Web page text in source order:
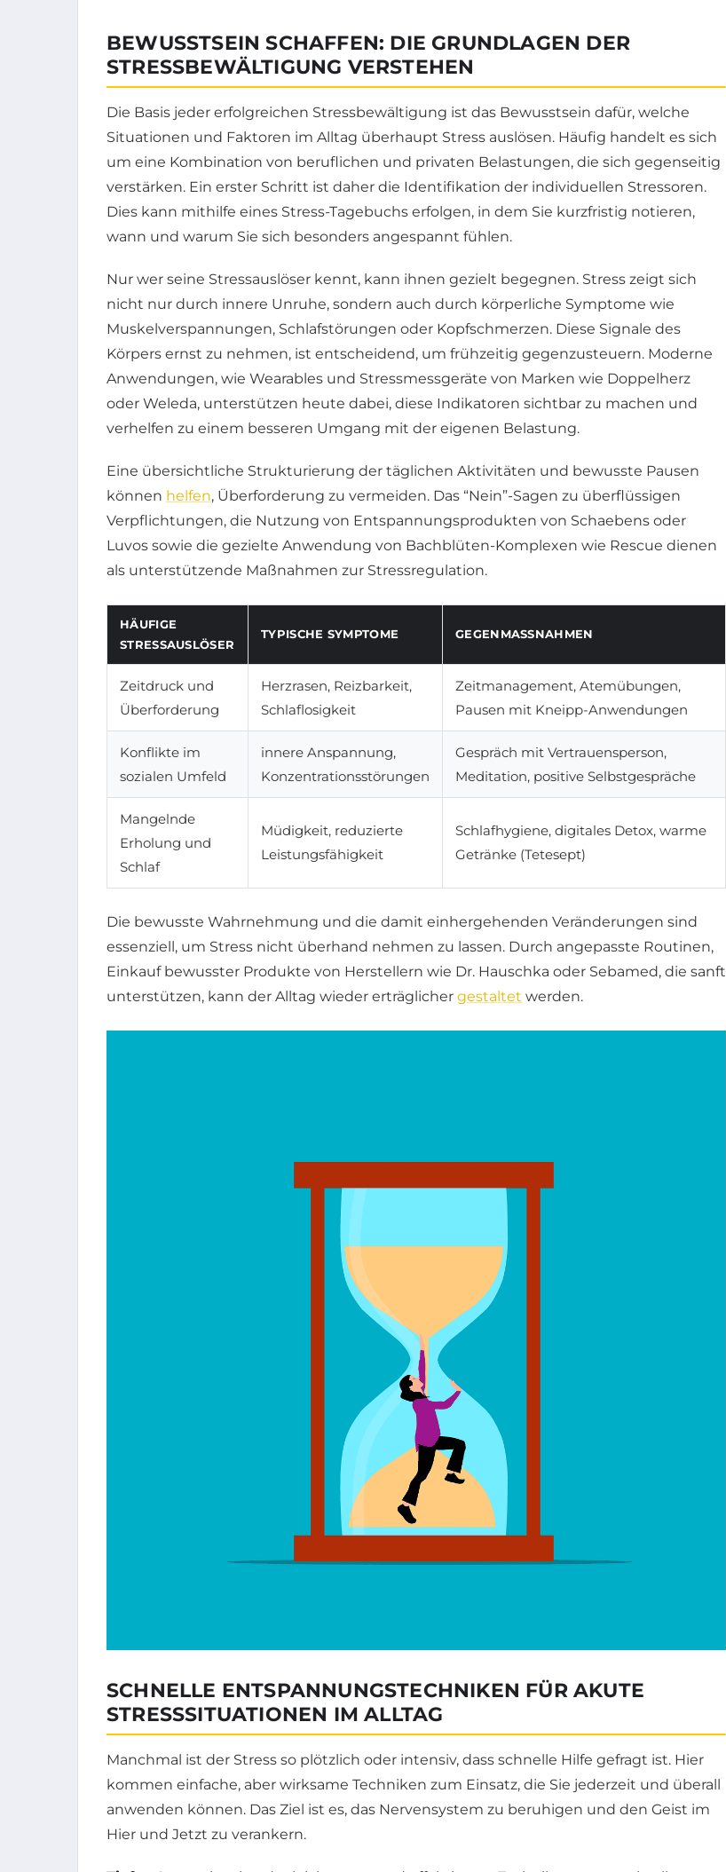
BEWUSSTSEIN SCHAFFEN: DIE GRUNDLAGEN DER
STRESSBEWÄLTIGUNG VERSTEHEN
Die Basis jeder erfolgreichen Stressbewältigung ist das Bewusstsein dafür, welche
Situationen und Faktoren im Alltag überhaupt Stress auslösen. Häufig handelt es sich
um eine Kombination von beruflichen und privaten Belastungen, die sich gegenseitig
verstärken. Ein erster Schritt ist daher die Identifikation der individuellen Stressoren.
Dies kann mithilfe eines Stress-Tagebuchs erfolgen, in dem Sie kurzfristig notieren,
wann und warum Sie sich besonders angespannt fühlen.
Nur wer seine Stressauslöser kennt, kann ihnen gezielt begegnen. Stress zeigt sich
nicht nur durch innere Unruhe, sondern auch durch körperliche Symptome wie
Muskelverspannungen, Schlafstörungen oder Kopfschmerzen. Diese Signale des
Körpers ernst zu nehmen, ist entscheidend, um frühzeitig gegenzusteuern. Moderne
Anwendungen, wie Wearables und Stressmessgeräte von Marken wie Doppelherz
oder Weleda, unterstützen heute dabei, diese Indikatoren sichtbar zu machen und
verhelfen zu einem besseren Umgang mit der eigenen Belastung.
Eine übersichtliche Strukturierung der täglichen Aktivitäten und bewusste Pausen
können helfen, Überforderung zu vermeiden. Das “Nein”-Sagen zu überflüssigen
Verpflichtungen, die Nutzung von Entspannungsprodukten von Schaebens oder
Luvos sowie die gezielte Anwendung von Bachblüten-Komplexen wie Rescue dienen
als unterstützende Maßnahmen zur Stressregulation.
HÄUFIGE
STRESSAUSLÖSER
TYPISCHE SYMPTOME GEGENMASSNAHMEN
Zeitdruck und
Überforderung
Herzrasen, Reizbarkeit,
Schlaflosigkeit
Zeitmanagement, Atemübungen,
Pausen mit Kneipp-Anwendungen
Konflikte im
sozialen Umfeld
innere Anspannung,
Konzentrationsstörungen
Gespräch mit Vertrauensperson,
Meditation, positive Selbstgespräche
Mangelnde
Erholung und
Schlaf
Müdigkeit, reduzierte
Leistungsfähigkeit
Schlafhygiene, digitales Detox, warme
Getränke (Tetesept)
Die bewusste Wahrnehmung und die damit einhergehenden Veränderungen sind
essenziell, um Stress nicht überhand nehmen zu lassen. Durch angepasste Routinen,
Einkauf bewusster Produkte von Herstellern wie Dr. Hauschka oder Sebamed, die sanft
unterstützen, kann der Alltag wieder erträglicher gestaltet werden.
SCHNELLE ENTSPANNUNGSTECHNIKEN FÜR AKUTE
STRESSSITUATIONEN IM ALLTAG
Manchmal ist der Stress so plötzlich oder intensiv, dass schnelle Hilfe gefragt ist. Hier
kommen einfache, aber wirksame Techniken zum Einsatz, die Sie jederzeit und überall
anwenden können. Das Ziel ist es, das Nervensystem zu beruhigen und den Geist im
Hier und Jetzt zu verankern.